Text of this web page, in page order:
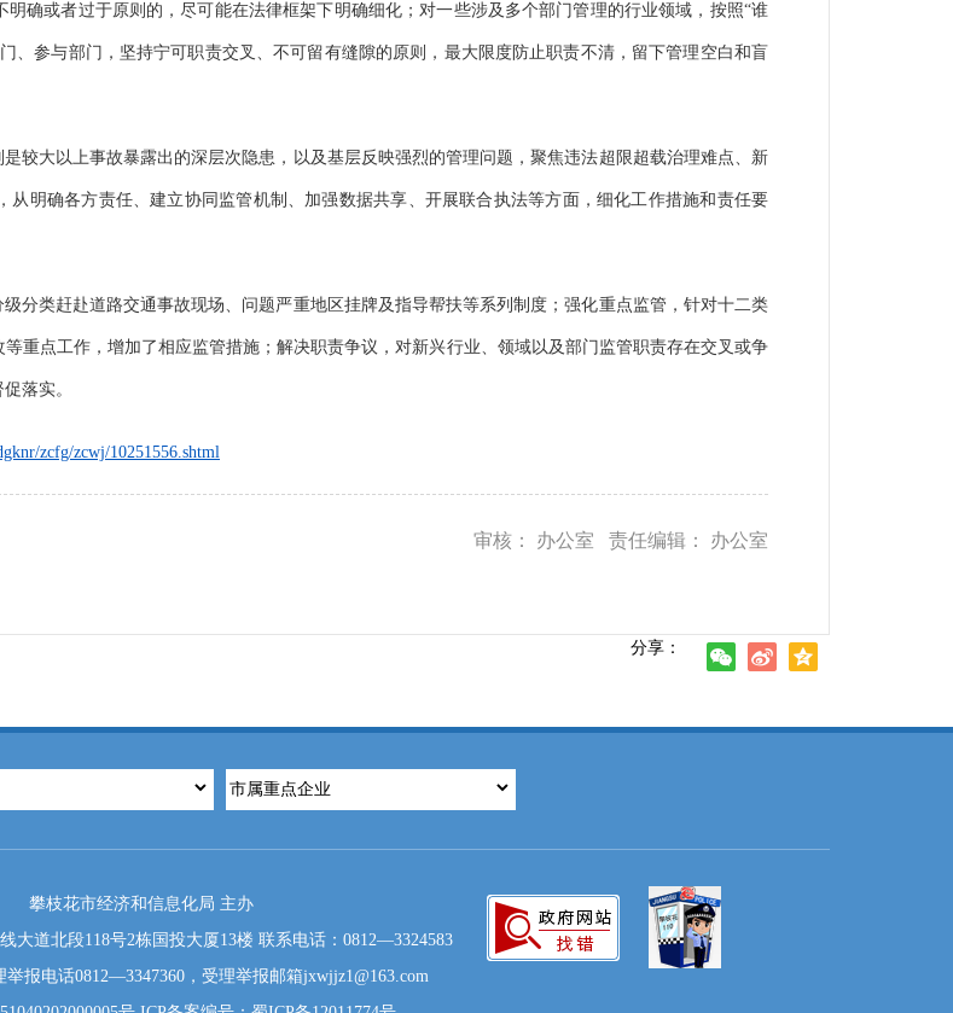
确或者过于原则的，尽可能在法律框架下明确细化；对一些涉及多个部门管理的行业领域，按照“谁
、参与部门，坚持宁可职责交叉、不可留有缝隙的原则，最大限度防止职责不清，留下管理空白和盲
较大以上事故暴露出的深层次隐患，以及基层反映强烈的管理问题，聚焦违法超限超载治理难点、新
明确各方责任、建立协同监管机制、加强数据共享、开展联合执法等方面，细化工作措施和责任要
分类赶赴道路交通事故现场、问题严重地区挂牌及指导帮扶等系列制度；强化重点监管，针对十二类
重点工作，增加了相应监管措施；解决职责争议，对新兴行业、领域以及部门监管职责存在交叉或争
落实。
zcfg/zcwj/10251556.shtml
审核： 办公室 责任编辑： 办公室
分享：
攀枝花市经济和信息化局 主办
大道北段118号2栋国投大厦13楼 联系电话：0812—3324583
报电话0812—3347360，受理举报邮箱jxwjjz1@163.com